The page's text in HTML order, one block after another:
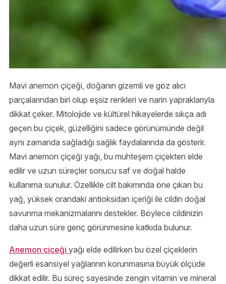
Mavi anemon çiçeği, doğanın gizemli ve göz alıcı
parçalarından biri olup eşsiz renkleri ve narin yapraklarıyla
dikkat çeker. Mitolojide ve kültürel hikayelerde sıkça adı
geçen bu çiçek, güzelliğini sadece görünümünde değil
aynı zamanda sağladığı sağlık faydalarında da gösterir.
Mavi anemon çiçeği yağı, bu muhteşem çiçekten elde
edilir ve uzun süreçler sonucu saf ve doğal halde
kullanıma sunulur. Özellikle cilt bakımında öne çıkan bu
yağ, yüksek orandaki antioksidan içeriği ile cildin doğal
savunma mekanizmalarını destekler. Böylece cildinizin
daha uzun süre genç görünmesine katkıda bulunur.
Anemon çiçeği yağı elde edilirken bu özel çiçeklerin
değerli esansiyel yağlarının korunmasına büyük ölçüde
dikkat edilir. Bu süreç sayesinde zengin vitamin ve mineral